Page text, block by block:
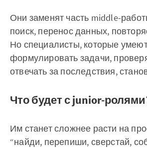
Они заменят часть middle-
поиск, перенос данных,
Но специалисты, которые
формулировать задачи,
отвечать за последствия,
Что будет с junior-
Им станет сложнее расти на
“найди, перепиши, сверстай,